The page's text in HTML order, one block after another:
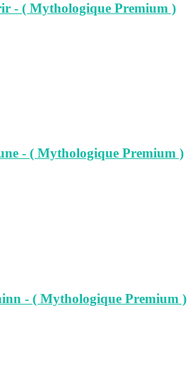
- ( Mythologique Premium )
- ( Mythologique Premium )
- ( Mythologique Premium )